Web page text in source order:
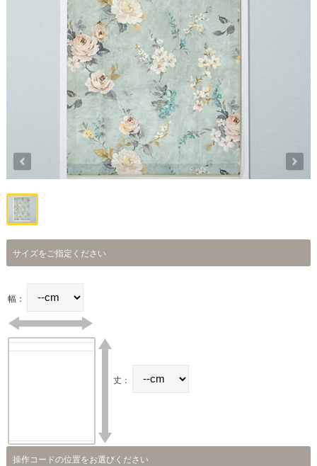
サイズをご指定ください
幅：
丈：
操作コードの位置をお選びください